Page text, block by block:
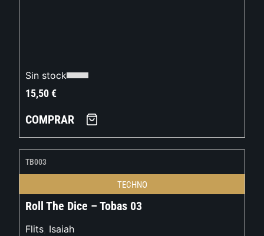
Sin stock
15,50€
COMPRAR
TB003
TECHNO
Roll The Dice – Tobas 03
Flits, Isaiah